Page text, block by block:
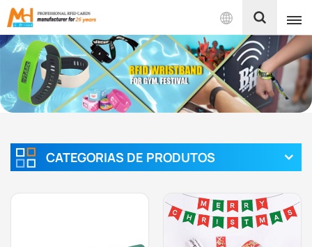
Português
English
Español
بالعربية
CATEGORIAS DE PRODUTOS